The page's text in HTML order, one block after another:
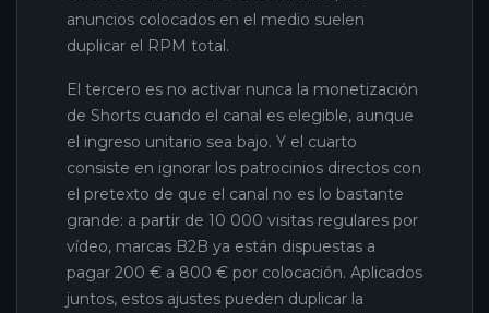
anuncios colocados en el medio suelen
duplicar el RPM total.
El tercero es no activar nunca la monetización
de Shorts cuando el canal es elegible, aunque
el ingreso unitario sea bajo. Y el cuarto
consiste en ignorar los patrocinios directos con
el pretexto de que el canal no es lo bastante
grande: a partir de 10 000 visitas regulares por
vídeo, marcas B2B ya están dispuestas a
pagar 200 € a 800 € por colocación. Aplicados
juntos, estos ajustes pueden duplicar la